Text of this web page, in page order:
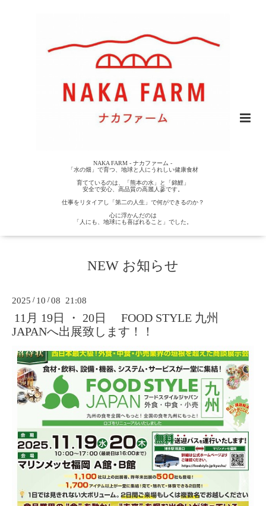
NAKA FARM - ナカファーム -
「水の畑」で育つ、地球と人にうれしい健康食材
育てているのは、「熊本の水」と「錦鯉」
安全で安心、高品質の高麗人蔘です。
仕事をリタイアし「第二の人生」で何ができるのか？
心に浮かんだのは
「人にも、地球にも喜ばれること」でした。
NEW お知らせ
2025 / 10 /08 21:08
11月 19日 ・ 20日 FOOD STYLE 九州
JAPANへ出展致します！！